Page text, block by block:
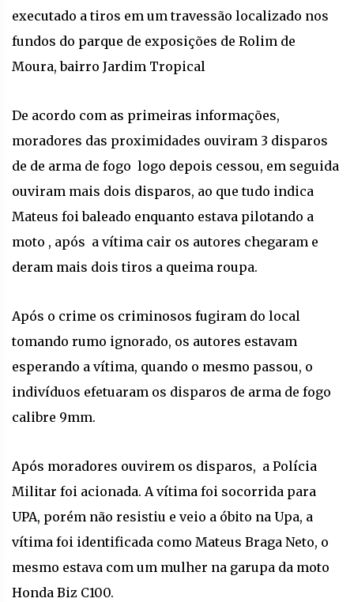
executado a tiros em um travessão localizado nos
fundos do parque de exposições de Rolim de
Moura, bairro Jardim Tropical
De acordo com as primeiras informações,
moradores das proximidades ouviram 3 disparos
de de arma de fogo logo depois cessou, em seguida
ouviram mais dois disparos, ao que tudo indica
Mateus foi baleado enquanto estava pilotando a
moto , após a vítima cair os autores chegaram e
deram mais dois tiros a queima roupa.
Após o crime os criminosos fugiram do local
tomando rumo ignorado, os autores estavam
esperando a vítima, quando o mesmo passou, o
indivíduos efetuaram os disparos de arma de fogo
calibre 9mm.
Após moradores ouvirem os disparos, a Polícia
Militar foi acionada. A vítima foi socorrida para
UPA, porém não resistiu e veio a óbito na Upa, a
vítima foi identificada como Mateus Braga Neto, o
mesmo estava com um mulher na garupa da moto
Honda Biz C100.